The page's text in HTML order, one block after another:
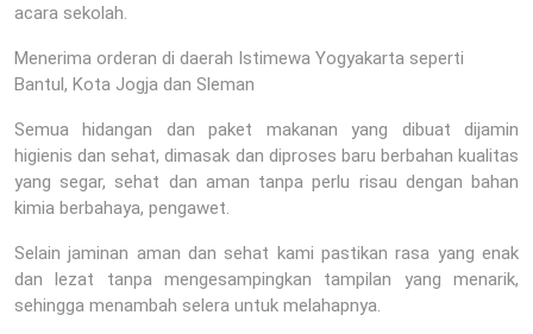
acara sekolah.
Menerima orderan di daerah Istimewa Yogyakarta seperti
Bantul, Kota Jogja dan Sleman
Semua hidangan dan paket makanan yang dibuat dijamin
higienis dan sehat, dimasak dan diproses baru berbahan kualitas
yang segar, sehat dan aman tanpa perlu risau dengan bahan
kimia berbahaya, pengawet.
Selain jaminan aman dan sehat kami pastikan rasa yang enak
dan lezat tanpa mengesampingkan tampilan yang menarik,
sehingga menambah selera untuk melahapnya.